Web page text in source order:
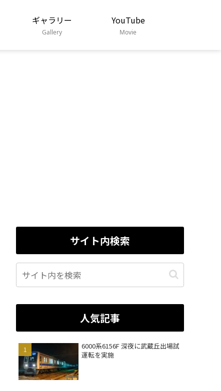
ギャラリー
Gallery
YouTube
Movie
サイト内検索
人気記事
6000系6156F 深夜に武蔵丘出場試
運転を実施